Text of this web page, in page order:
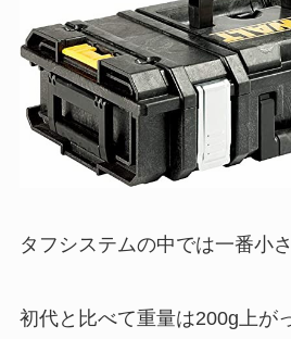
タフシステムの中では一番小
初代と比べて重量は200g上が